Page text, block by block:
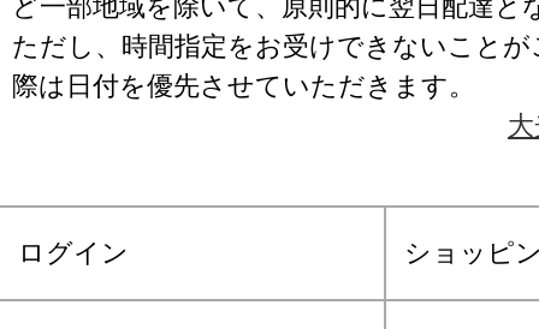
ど一部地域を除いて、原則的に翌日配達と
ただし、時間指定をお受けできないこと
際は日付を優先させていただきます。
ログイン ショッピ